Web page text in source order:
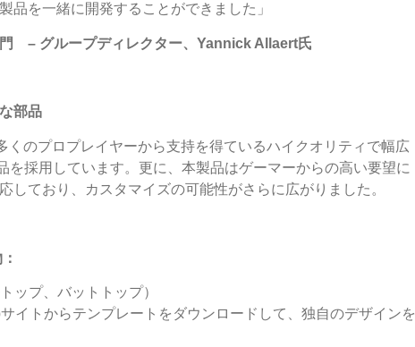
品を一緒に開発することができました」
門 – グループディレクター、Yannick Allaert氏
部品
のプロプレイヤーから支持を得ているハイクオリティで幅広
採用しています。更に、本製品はゲーマーからの高い要望に
しており、カスタマイズの可能性がさらに広がりました。
ップ、バットトップ）
イトからテンプレートをダウンロードして、独自のデザインを